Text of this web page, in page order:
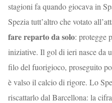
stagioni fa quando giocava in
Spezia tutt’altro che votato
fare reparto da solo: protegge
iniziative. Il gol di ieri nasce da
filo del fuorigioco, proseguito
è valso il calcio di rigore. Lo
riscattarlo dal Barcellona: la